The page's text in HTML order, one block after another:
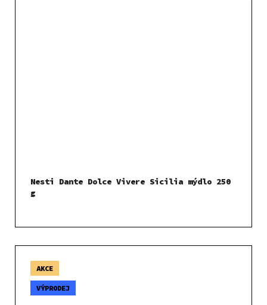
Nesti Dante Dolce Vivere Sicilia mýdlo 250
g
AKCE
VÝPRODEJ